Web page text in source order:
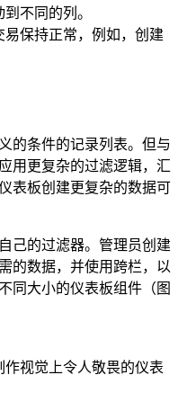
不同的列。
保持正常，例如，创建
的条件的记录列表。但与
用更复杂的过滤逻辑，汇
表板创建更复杂的数据可
己的过滤器。管理员创建
的数据，并使用跨栏，以
同大小的仪表板组件（图
视觉上令人敬畏的仪表